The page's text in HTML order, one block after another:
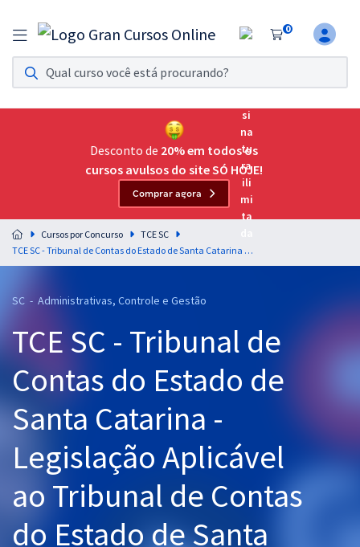
0
Assinatura Ilimitada 11
Acesso a todos os cursos. Teste grátis por 7 dias!
Assinatura OAB Até Passar
Acesso ilimitado a toda preparação para o Exame da
Residências Multiprofissionais
Preparação completa e intensiva para as principais
residências em saúde do Brasil
Cursos 20% OFF
Pós
Graduação
OAB
Questões grátis
Desconto de 20% em todos os
cursos avulsos do site SÓ HOJE!
Comprar agora
Cursos por Concurso
TCE SC
TCE SC - Tribunal de Contas do Estado de Santa Catarina - Legislação Aplicável ao Tribunal de Contas do Estado de Santa Catarina para o cargo de Auditor Fiscal de Controle Externo - Administração - Professor Eduardo Galante
SC - Administrativas, Controle e Gestão
TCE SC - Tribunal de
Contas do Estado de
Santa Catarina -
Legislação Aplicável
ao Tribunal de Contas
do Estado de Santa